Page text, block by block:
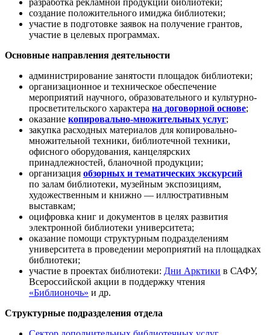
создание положительного имиджа библиотеки;
участие в подготовке заявок на получение грантов,
участие в целевых программах.
Основные направления деятельности
администрирование занятости площадок библиотеки;
организационное и техническое обеспечение
мероприятий научного, образовательного и культурно-
просветительского характера на договорной основе;
оказание копировально-множительных услуг;
закупка расходных материалов для копировально-
множительной техники, библиотечной техники,
офисного оборудования, канцелярских
принадлежностей, бланочной продукции;
организация обзорных и тематических экскурсий
по залам библиотеки, музейным экспозициям,
художественным и книжно — иллюстративным
выставкам;
оцифровка книг и документов в целях развития
электронной библиотеки университета;
оказание помощи структурным подразделениям
университета в проведении мероприятий на площадках
библиотеки;
участие в проектах библиотеки: Дни Арктики в САФУ,
Всероссийской акции в поддержку чтения
«Библионочь» и др.
Структурные подразделения отдела